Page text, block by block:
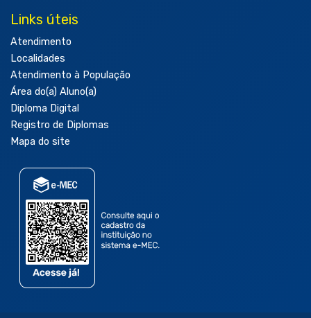
Links úteis
Atendimento
Localidades
Atendimento à População
Área do(a) Aluno(a)
Diploma Digital
Registro de Diplomas
Mapa do site